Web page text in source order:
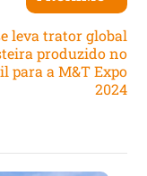
leva trator global
produzido no
para a M&T Expo
2024